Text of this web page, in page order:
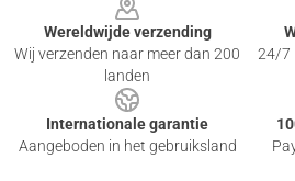
Wereldwijde verzending
Wij verzenden naar meer dan 200
landen
24/7
Internationale garantie
Aangeboden in het gebruiksland